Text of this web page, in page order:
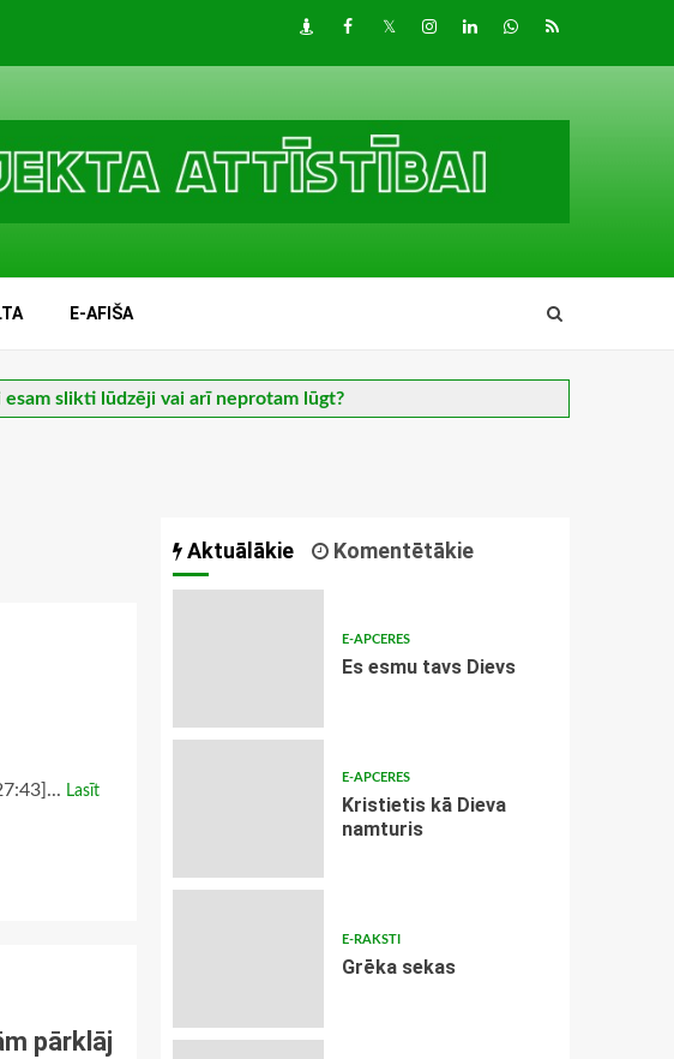
DraugiemFacebook
TwitterInstagram
LinkedInwhatsapp
RSS
E-AFIŠA
esam slikti lūdzēji vai arī neprotam lūgt?
Lasīt
pārklāj
Aktuālākie Komentētākie
E-APCERES
Es esmu tavs Dievs
E-APCERES
Kristietis kā Dieva
namturis
E-RAKSTI
Grēka sekas